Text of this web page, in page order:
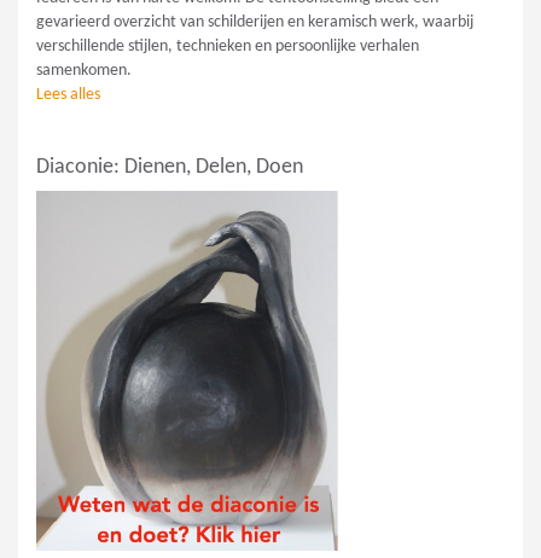
gevarieerd overzicht van schilderijen en keramisch werk, waarbij
verschillende stijlen, technieken en persoonlijke verhalen
samenkomen.
Lees alles
Diaconie: Dienen, Delen, Doen